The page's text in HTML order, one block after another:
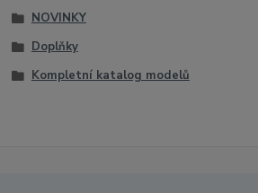
NOVINKY
Doplňky
Kompletní katalog modelů